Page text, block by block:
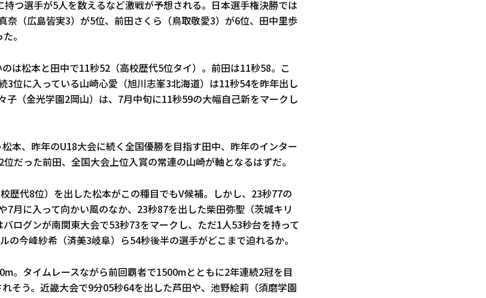
つ選手が5人を数えるなど激戦が予想される。日本選手権決勝では
奈（広島皆実3）が5位、前田さくら（鳥取敬愛3）が6位、田中里歩
。
は松本と田中で11秒52（高校歴代5位タイ）。前田は11秒58。こ
3位に入っている山崎心愛（旭川志峯3北海道）は11秒54を昨年出し
子（金光学園2岡山）は、7月中旬に11秒59の大幅自己新をマークし
本、昨年のU18大会に続く全国優勝を目指す田中、昨年のインター
だった前田、全国大会上位入賞の常連の山崎が軸となるはずだ。
歴代8位）を出した松本がこの種目でもV候補。しかし、23秒77の
7月に入って向かい風のなか、23秒87を出した柴田弥聖（茨城キリ
ログンが南関東大会で53秒73をマークし、ただ1人53秒台を持って
の今峰紗希（済美3岐阜）ら54秒後半の選手がどこまで迫れるか。
。タイムレースながら前回覇者で1500mとともに2年連続2冠を目
そう。近畿大会で9分05秒64を出した芦田や、池野絵莉（須磨学園